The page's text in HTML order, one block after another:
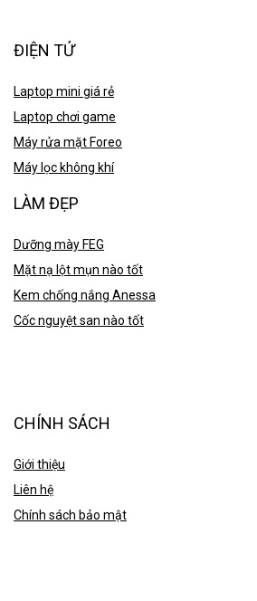
ĐIỆN TỬ
Laptop mini giá rẻ
Laptop chơi game
Máy rửa mặt Foreo
Máy lọc không khí
LÀM ĐẸP
Dưỡng mày FEG
Mặt nạ lột mụn nào tốt
Kem chống nắng Anessa
Cốc nguyệt san nào tốt
CHÍNH SÁCH
Giới thiệu
Liên hệ
Chính sách bảo mật